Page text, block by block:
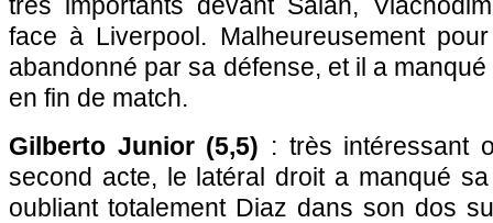
face à Liverpool. Malheureusement
abandonné par sa défense, et il a
en fin de match.
Gilberto Junior (5,5) : très intéressant
second acte, le latéral droit a manqué
oubliant totalement Diaz dans son dos